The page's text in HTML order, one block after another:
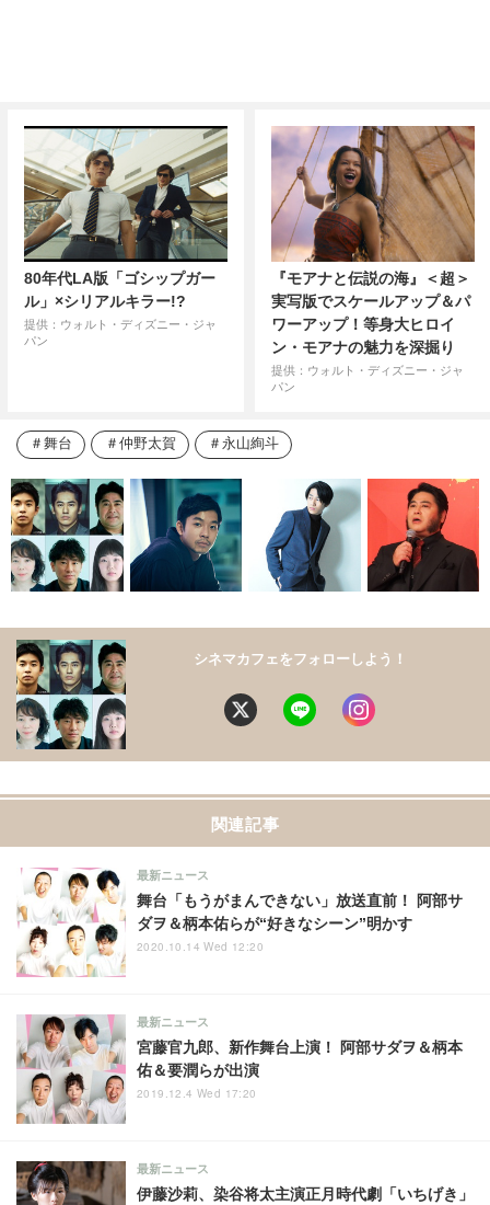
80年代LA版「ゴシップガー
ル」×シリアルキラー!?
提供：ウォルト・ディズニー・ジャ
パン
『モアナと伝説の海』＜超＞
実写版でスケールアップ＆パ
ワーアップ！等身大ヒロイ
ン・モアナの魅力を深掘り
提供：ウォルト・ディズニー・ジャ
パン
舞台 仲野太賀 永山絢斗
シネマカフェをフォローしよう！
関連記事
舞台「もうがまんできない」放送直前！ 阿部サ
ダヲ＆柄本佑らが“好きなシーン”明かす
最新ニュース
2020.10.14 Wed 12:20
宮藤官九郎、新作舞台上演！ 阿部サダヲ＆柄本
佑＆要潤らが出演
最新ニュース
2019.12.4 Wed 17:20
伊藤沙莉、染谷将太主演正月時代劇「いちげき」
最新ニュース